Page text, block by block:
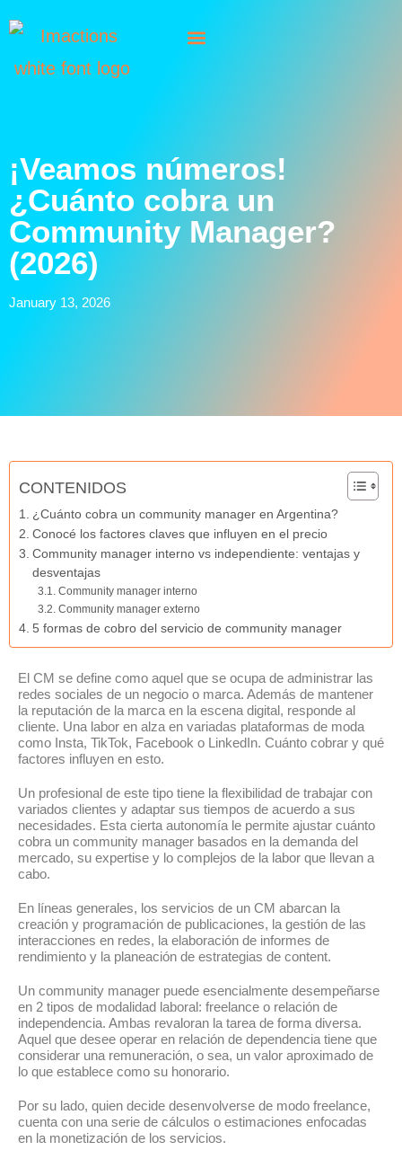
¡Veamos números!
¿Cuánto cobra un
Community Manager?
(2026)
January 13, 2026
CONTENIDOS
¿Cuánto cobra un community manager en Argentina?
Conocé los factores claves que influyen en el precio
Community manager interno vs independiente: ventajas y
desventajas
Community manager interno
Community manager externo
5 formas de cobro del servicio de community manager
El CM se define como aquel que se ocupa de administrar las
redes sociales de un negocio o marca. Además de mantener
la reputación de la marca en la escena digital, responde al
cliente. Una labor en alza en variadas plataformas de moda
como Insta, TikTok, Facebook o LinkedIn. Cuánto cobrar y qué
factores influyen en esto.
Un profesional de este tipo tiene la flexibilidad de trabajar con
variados clientes y adaptar sus tiempos de acuerdo a sus
necesidades. Esta cierta autonomía le permite ajustar cuánto
cobra un community manager basados en la demanda del
mercado, su expertise y lo complejos de la labor que llevan a
cabo.
En líneas generales, los servicios de un CM abarcan la
creación y programación de publicaciones, la gestión de las
interacciones en redes, la elaboración de informes de
rendimiento y la planeación de estrategias de content.
Un community manager puede esencialmente desempeñarse
en 2 tipos de modalidad laboral: freelance o relación de
independencia. Ambas revaloran la tarea de forma diversa.
Aquel que desee operar en relación de dependencia tiene que
considerar una remuneración, o sea, un valor aproximado de
lo que establece como su honorario.
Por su lado, quien decide desenvolverse de modo freelance,
cuenta con una serie de cálculos o estimaciones enfocadas
en la monetización de los servicios.